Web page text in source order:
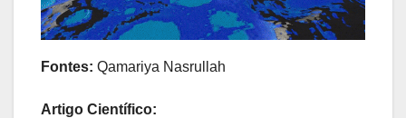
Fontes: Qamariya Nasrullah
Artigo Científico: